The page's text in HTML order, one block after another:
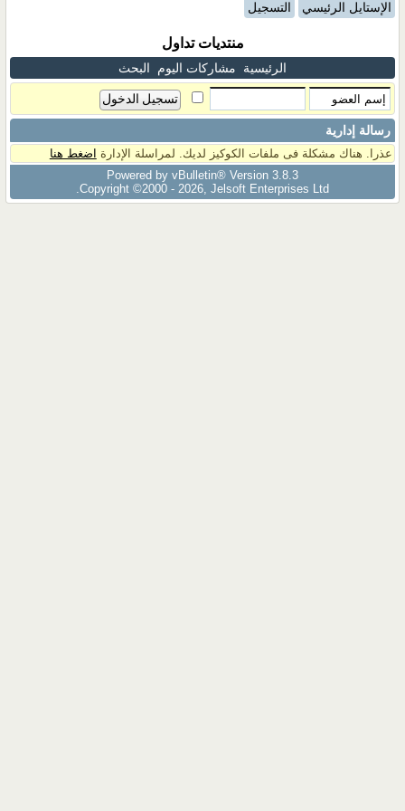
الإستايل الرئيسي التسجيل
منتديات تداول
الرئيسية مشاركات اليوم البحث
رسالة إدارية
عذرا. هناك مشكلة فى ملفات الكوكيز لديك. لمراسلة الإدارة اضغط هنا
Powered by vBulletin® Version 3.8.3
Copyright ©2000 - 2026, Jelsoft Enterprises Ltd.